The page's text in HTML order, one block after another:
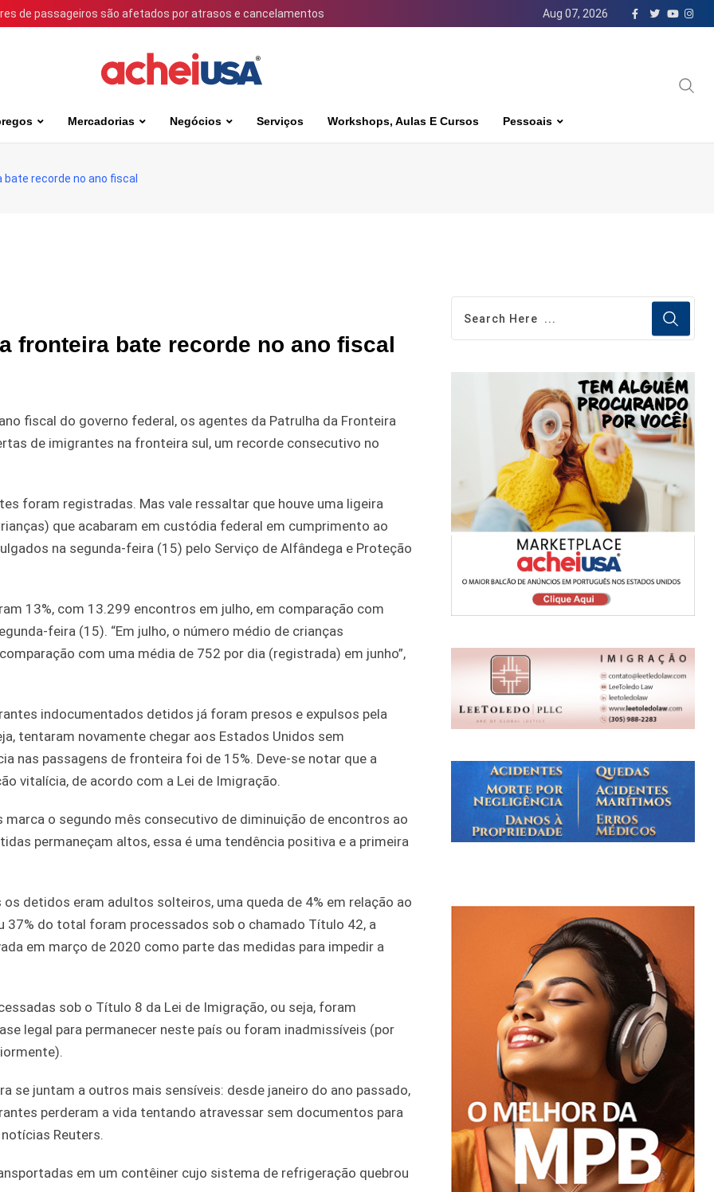
de passageiros são afetados por atrasos e cancelamentos Aug 07, 2026
Mercadorias Negócios Serviços Workshops, Aulas E Cursos Pessoais
recorde no ano fiscal
fronteira bate recorde no ano fiscal
fiscal do governo federal, os agentes da Patrulha da Fronteira
de imigrantes na fronteira sul, um recorde consecutivo no
foram registradas. Mas vale ressaltar que houve uma ligeira
que acabaram em custódia federal em cumprimento ao
na segunda-feira (15) pelo Serviço de Alfândega e Proteção
13%, com 13.299 encontros em julho, em comparação com
feira (15). “Em julho, o número médio de crianças
com uma média de 752 por dia (registrada) em junho”,
indocumentados detidos já foram presos e expulsos pela
tentaram novamente chegar aos Estados Unidos sem
nas passagens de fronteira foi de 15%. Deve-se notar que a
vitalícia, de acordo com a Lei de Imigração.
marca o segundo mês consecutivo de diminuição de encontros ao
permaneçam altos, essa é uma tendência positiva e a primeira
detidos eram adultos solteiros, uma queda de 4% em relação ao
37% do total foram processados ​​sob o chamado Título 42, a
em março de 2020 como parte das medidas para impedir a
sob o Título 8 da Lei de Imigração, ou seja, foram
legal para permanecer neste país ou foram inadmissíveis (por
se juntam a outros mais sensíveis: desde janeiro do ano passado,
perderam a vida tentando atravessar sem documentos para
Reuters.
em um contêiner cujo sistema de refrigeração quebrou